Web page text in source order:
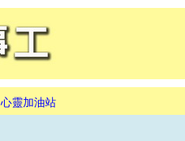
心靈加油站